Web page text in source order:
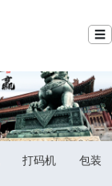
☰
打码机
包装